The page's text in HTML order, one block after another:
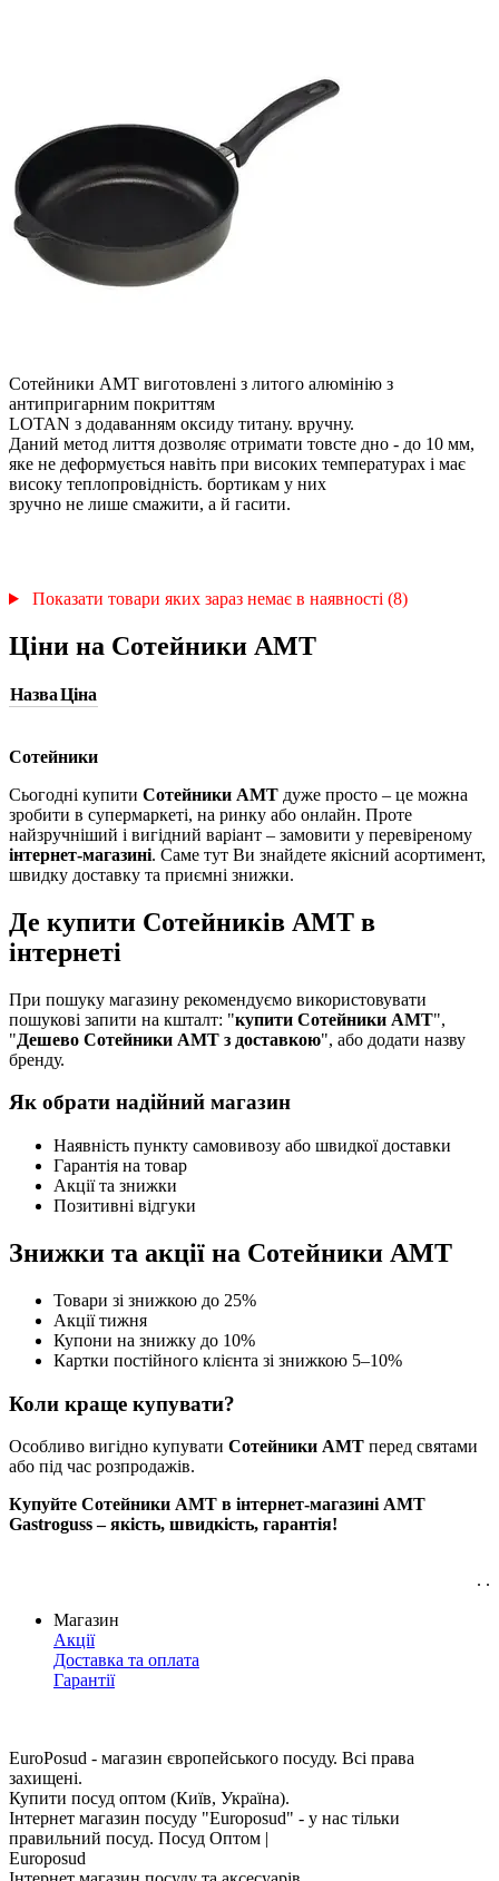
Сотейники АМТ виготовлені з литого алюмінію з
антипригарним покриттям
LOTAN з додаванням оксиду титану. вручну.
Даний метод лиття дозволяє отримати товсте дно - до 10 мм,
яке не деформується навіть при високих температурах і має
високу теплопровідність. бортикам у них
зручно не лише смажити, а й гасити.
Показати товари яких зараз немає в наявності (8)
Ціни на Сотейники АМТ
НазваЦіна
Сотейники
Сьогодні купити Сотейники АМТ дуже просто – це можна
зробити в супермаркеті, на ринку або онлайн. Проте
найзручніший і вигідний варіант – замовити у перевіреному
інтернет-магазині. Саме тут Ви знайдете якісний асортимент,
швидку доставку та приємні знижки.
Де купити Сотейників АМТ в
інтернеті
При пошуку магазину рекомендуємо використовувати
пошукові запити на кшталт: "купити Сотейники АМТ",
"Дешево Сотейники АМТ з доставкою", або додати назву
бренду.
Як обрати надійний магазин
Наявність пункту самовивозу або швидкої доставки
Гарантія на товар
Акції та знижки
Позитивні відгуки
Знижки та акції на Сотейники АМТ
Товари зі знижкою до 25%
Акції тижня
Купони на знижку до 10%
Картки постійного клієнта зі знижкою 5–10%
Коли краще купувати?
Особливо вигідно купувати Сотейники АМТ перед святами
або під час розпродажів.
Купуйте Сотейники АМТ в інтернет-магазині AMT
Gastroguss – якість, швидкість, гарантія!
. .
Магазин
Акції
Доставка та оплата
Гарантії
EuroPosud - магазин європейського посуду. Всі права
захищені.
Купити посуд оптом (Київ, Україна).
Інтернет магазин посуду "Europosud" - у нас тільки
правильний посуд. Посуд Оптом |
Europosud